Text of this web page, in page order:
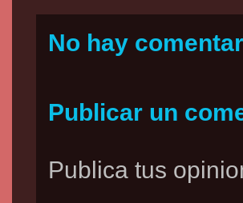
No hay
Publicar un
Publica tus